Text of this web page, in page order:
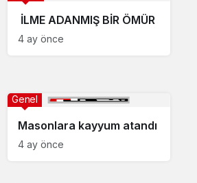
İLME ADANMIŞ BİR ÖMÜR
4 ay önce
Masonlara kayyum atandı
Genel
4 ay önce